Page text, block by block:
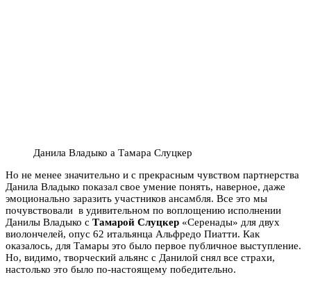
Данила Владыко а Тамара Слуцкер
Но не менее значительно и с прекрасным чувством партнерства
Данила Владыко показал свое умение понять, наверное, даже
эмоционально заразить участников ансамбля. Все это мы
почувствовали в удивительном по воплощению исполнении
Данилы Владыко с Тамарой Слуцкер «Серенады» для двух
виолончелей, опус 62 итальянца Альфредо Пиатти. Как
оказалось, для Тамары это было первое публичное выступление.
Но, видимо, творческий альянс с Данилой снял все страхи,
настолько это было по-настоящему победительно.